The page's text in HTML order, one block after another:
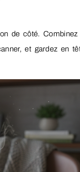
de côté.
et gardez en